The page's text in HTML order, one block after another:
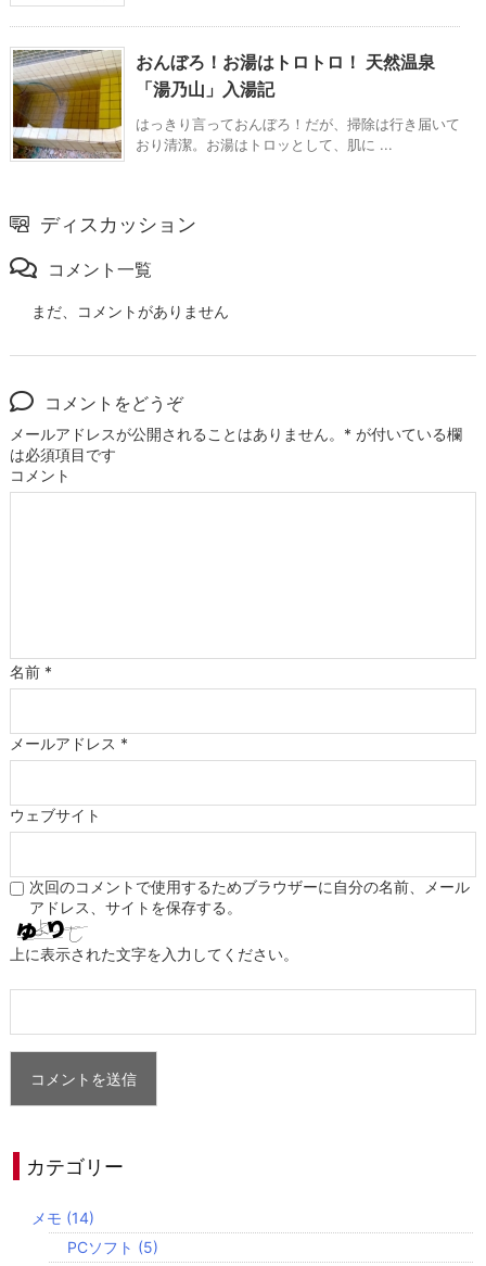
おんぼろ！お湯はトロトロ！ 天然温泉
「湯乃山」入湯記
はっきり言っておんぼろ！だが、掃除は行き届いて
おり清潔。お湯はトロッとして、肌に ...
ディスカッション
コメント一覧
まだ、コメントがありません
コメントをどうぞ
メールアドレスが公開されることはありません。 * が付いている欄
は必須項目です
コメント
名前 *
メールアドレス *
ウェブサイト
次回のコメントで使用するためブラウザーに自分の名前、メール
アドレス、サイトを保存する。
上に表示された文字を入力してください。
カテゴリー
メモ (14)
PCソフト (5)